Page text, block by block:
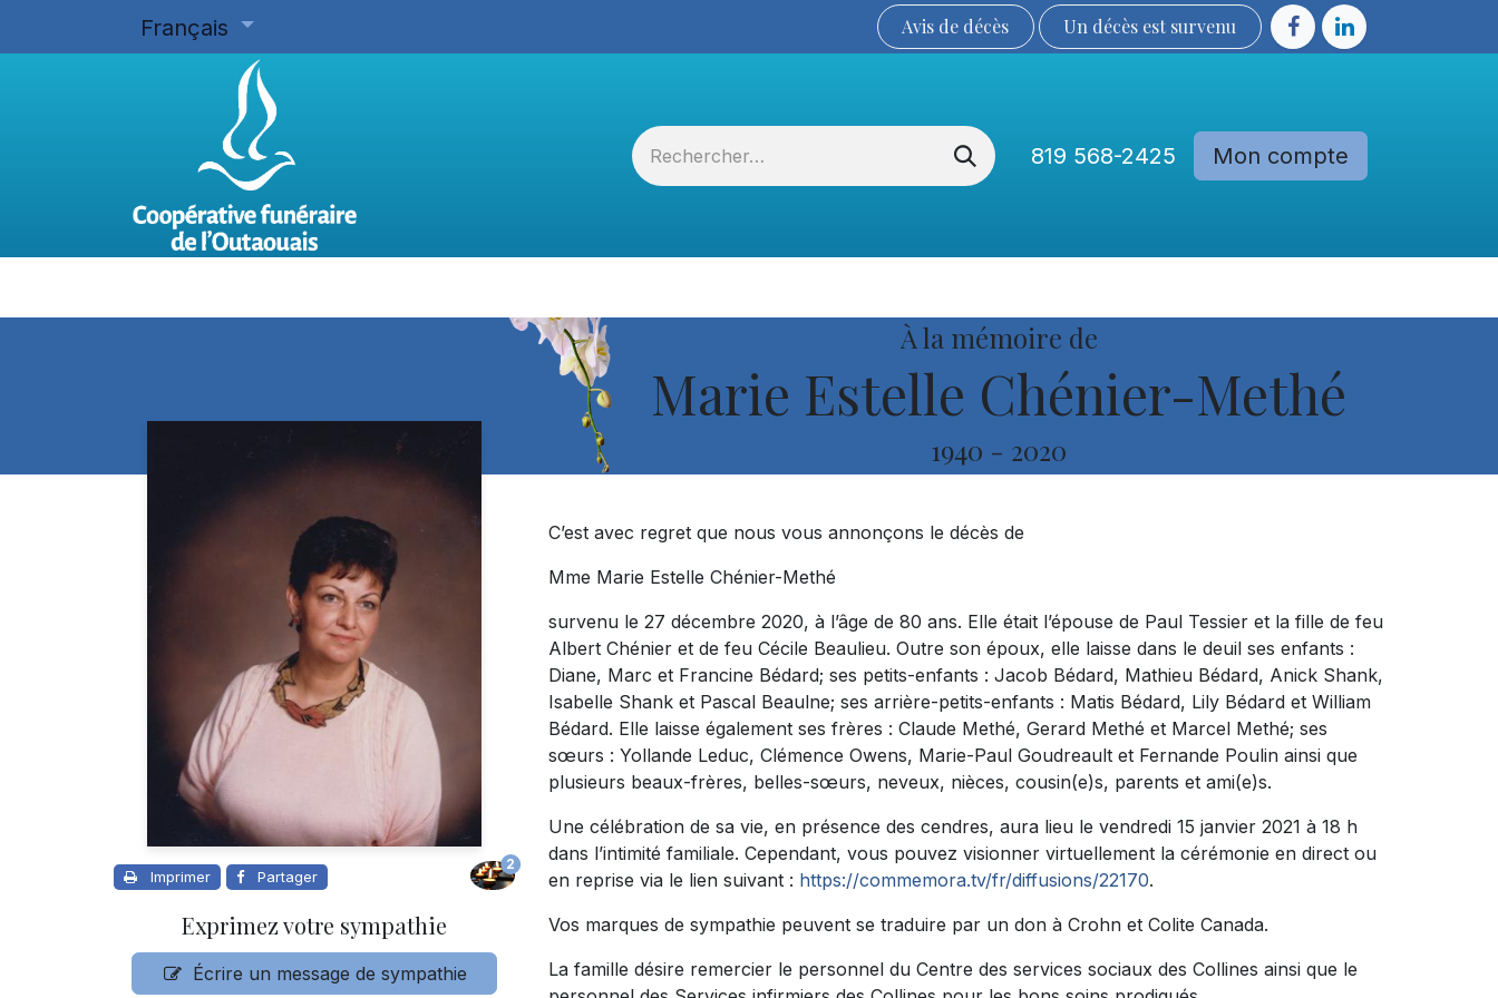
Français Avis de décès Un décès est sur​​​​​​​​ve​nu​​​​​​​​​​
819 568-2425 Mon compte
À la mémoire de
Marie Estelle Chénier-Methé
1940 - 2020
Imprimer Partager
2
Exprimez votre sympathie
Écrire un message de sympathie
C’est avec regret que nous vous annonçons le décès de
Mme Marie Estelle Chénier-Methé
survenu le 27 décembre 2020, à l’âge de 80 ans. Elle était l’épouse de Paul Tessier et la fille de feu
Albert Chénier et de feu Cécile Beaulieu. Outre son époux, elle laisse dans le deuil ses enfants :
Diane, Marc et Francine Bédard; ses petits-enfants : Jacob Bédard, Mathieu Bédard, Anick Shank,
Isabelle Shank et Pascal Beaulne; ses arrière-petits-enfants : Matis Bédard, Lily Bédard et William
Bédard. Elle laisse également ses frères : Claude Methé, Gerard Methé et Marcel Methé; ses
sœurs : Yollande Leduc, Clémence Owens, Marie-Paul Goudreault et Fernande Poulin ainsi que
plusieurs beaux-frères, belles-sœurs, neveux, nièces, cousin(e)s, parents et ami(e)s.
Une célébration de sa vie, en présence des cendres, aura lieu le vendredi 15 janvier 2021 à 18 h
dans l’intimité familiale. Cependant, vous pouvez visionner virtuellement la cérémonie en direct ou
en reprise via le lien suivant : https://commemora.tv/fr/diffusions/22170.
Vos marques de sympathie peuvent se traduire par un don à Crohn et Colite Canada.
La famille désire remercier le personnel du Centre des services sociaux des Collines ainsi que le